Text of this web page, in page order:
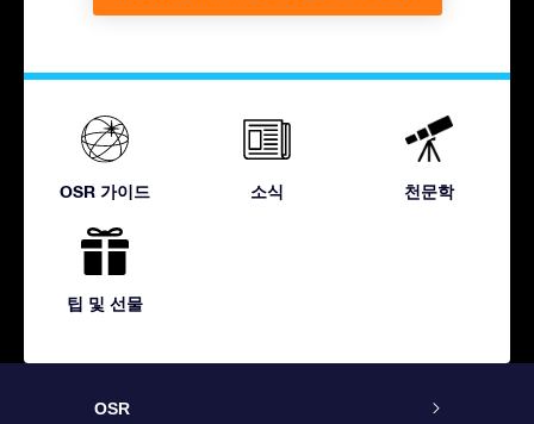
OSR 가이드 소식 천문학
팁 및 선물
OSR